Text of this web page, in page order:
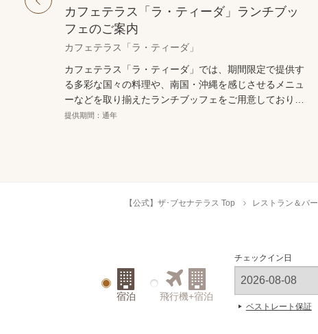
カフェテラス「ラ・ティーダ」ランチブッ
フェのご案内
カフェテラス「ラ・ティーダ」
カフェテラス「ラ・ティーダ」では、期間限定で提供す
る多彩な国々の料理や、南国・沖縄を感じさせるメニュ
ーなどを取り揃えたランチブッフェをご用意しておりま
す。
提供期間：通年
【公式】ザ･ブセナテラス Top レストラン＆バー
宿泊 飛行機+宿泊
チェックイン日
ベストレート保証